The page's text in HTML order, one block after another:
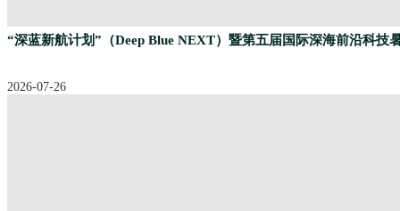
“深蓝新航计划”（Deep Blue NEXT）暨第五届国际深海前沿科技
2026-07-26